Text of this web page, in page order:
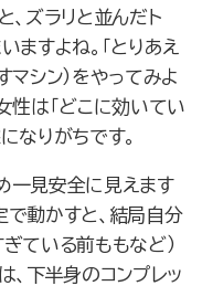
、ズラリと並んだト
ますよね。「とりあえ
マシン）をやってみよ
性は「どこに効いてい
なりがちです。
一見安全に見えます
動かすと、結局自分
ている前ももなど）
、下半身のコンプレッ